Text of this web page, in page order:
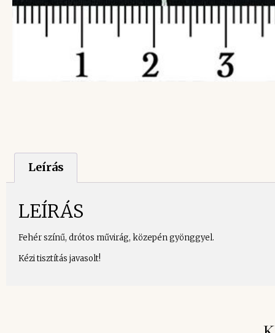
Leírás
LEÍRÁS
Fehér színű, drótos művirág, közepén gyönggyel.
Kézi tisztítás javasolt!